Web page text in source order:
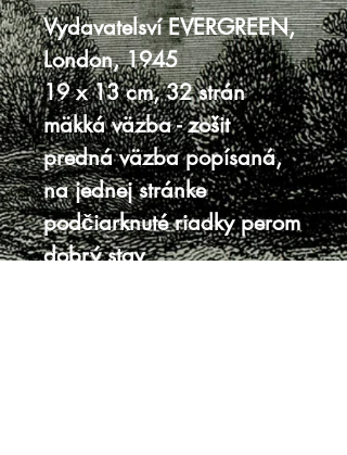
Vydavatelsví EVERGREEN,
London, 1945
19 x 13 cm, 32 strán
mäkká väzba - zošit
predná väzba popísaná,
na jednej stránke
podčiarknuté riadky perom
dobrý stav